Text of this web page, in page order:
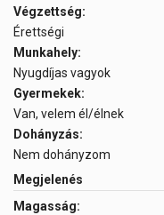
Végzettség:
Érettségi
Munkahely:
Nyugdíjas vagyok
Gyermekek:
Van, velem él/élnek
Dohányzás:
Nem dohányzom
Megjelenés
Magasság: